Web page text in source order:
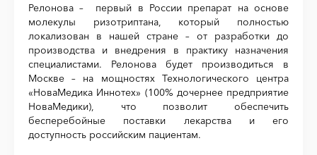
Релонова – первый в России препарат на основе
молекулы ризотриптана, который полностью
локализован в нашей стране – от разработки до
производства и внедрения в практику назначения
специалистами. Релонова будет производиться в
Москве – на мощностях Технологического центра
«НоваМедика Иннотех» (100% дочернее предприятие
НоваМедики), что позволит обеспечить
бесперебойные поставки лекарства и его
доступность российским пациентам.